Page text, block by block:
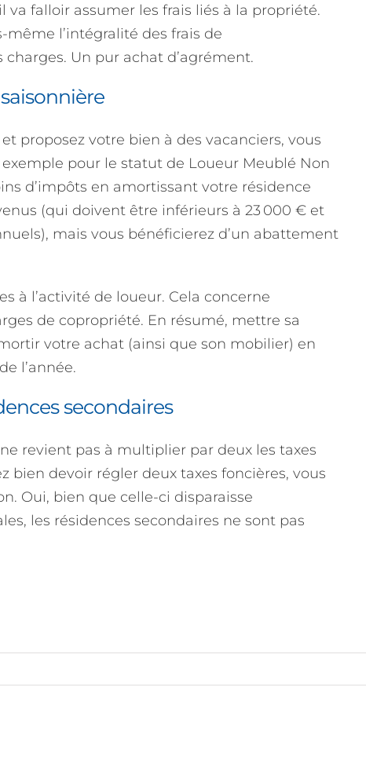
falloir assumer les frais liés à la propriété.
l’intégralité des frais de
Un pur achat d’agrément.
proposez votre bien à des vacanciers, vous
pour le statut de Loueur Meublé Non
d’impôts en amortissant votre résidence
(qui doivent être inférieurs à 23 000 € et
mais vous bénéficierez d’un abattement
à l’activité de loueur. Cela concerne
de copropriété. En résumé, mettre sa
votre achat (ainsi que son mobilier) en
l’année.
secondaires
revient pas à multiplier par deux les taxes
bien devoir régler deux taxes foncières, vous
Oui, bien que celle-ci disparaisse
les résidences secondaires ne sont pas